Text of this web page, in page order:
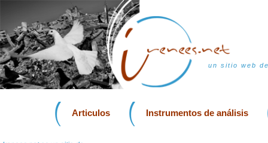
un sitio web
Articulos Instrumentos de análisis